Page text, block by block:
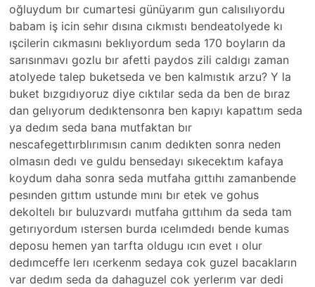
oğluydum bır cumartesi günüyarım gun calısılıyordu
babam iş icin sehır dısına cıkmıstı bendeatolyede kı
ışcilerin cıkmasını beklıyordum seda 170 boyların da
sarısınmavı gozlu bır afetti paydos zili caldıgı zaman
atolyede talep buketseda ve ben kalmıstık arzu? Y la
buket bızgıdıyoruz diye cıktılar seda da ben de bıraz
dan gelıyorum dedıktensonra ben kapıyı kapattım seda
ya dedım seda bana mutfaktan bır
nescafegettırblırımısın canım dedıkten sonra neden
olmasın dedı ve guldu bensedayı sıkecektım kafaya
koydum daha sonra seda mutfaha gıttıhı zamanbende
pesınden gıttım ustunde mını bır etek ve gohus
dekoltelı bır buluzvardı mutfaha gıttıhım da seda tam
getırıyordum ıstersen burda ıcelımdedı bende kumas
deposu hemen yan tarfta oldugu ıcın evet ı olur
dedımceffe lerı ıcerkenm sedaya cok guzel bacakların
var dedım seda da dahaguzel cok yerlerım var dedi